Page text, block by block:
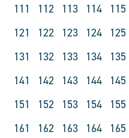
111
112 113 114 115
121
122 123 124 125
131
132 133 134 135
141
142 143 144 145
151
152 153 154 155
161
162 163 164 165